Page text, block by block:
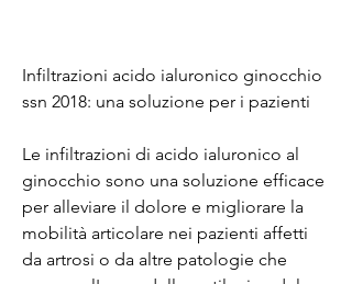
Infiltrazioni acido ialuronico ginocchio
ssn 2018: una soluzione per i pazienti
Le infiltrazioni di acido ialuronico al
ginocchio sono una soluzione efficace
per alleviare il dolore e migliorare la
mobilità articolare nei pazienti affetti
da artrosi o da altre patologie che